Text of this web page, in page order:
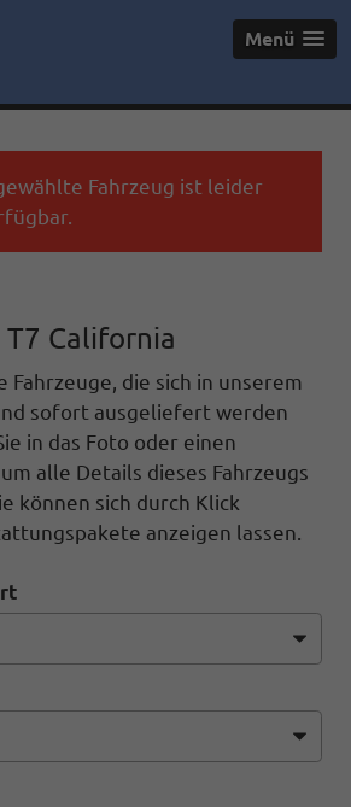
Menü
Fahrzeug ist leider
California
Fahrzeuge, die sich in unserem
sofort ausgeliefert werden
in das Foto oder einen
alle Details dieses Fahrzeugs
können sich durch Klick
anzeigen lassen.